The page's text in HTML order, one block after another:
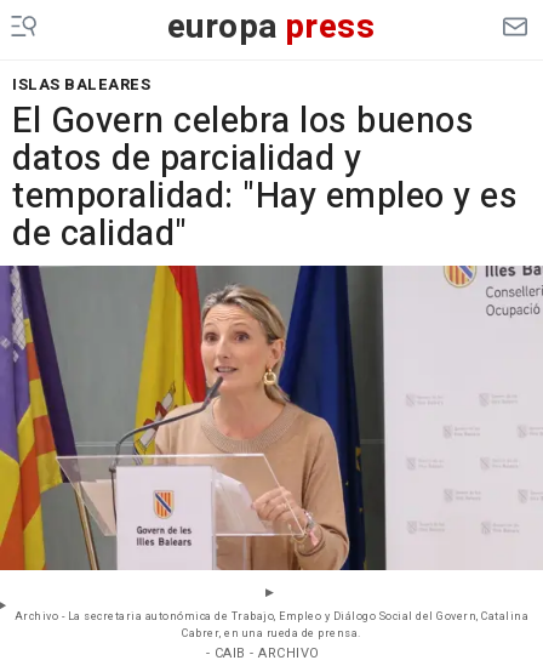
europa press
ISLAS BALEARES
El Govern celebra los buenos
datos de parcialidad y
temporalidad: "Hay empleo y es
de calidad"
Archivo - La secretaria autonómica de Trabajo, Empleo y Diálogo Social del Govern, Catalina
Cabrer, en una rueda de prensa.
- CAIB - ARCHIVO